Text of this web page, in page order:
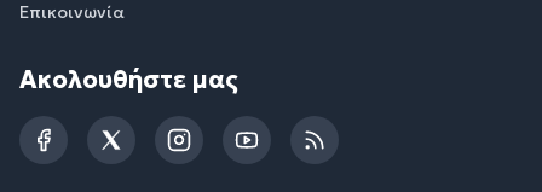
Επικοινωνία
Ακολουθήστε μας
FacebookTwitterInstagramYouTubeRSS